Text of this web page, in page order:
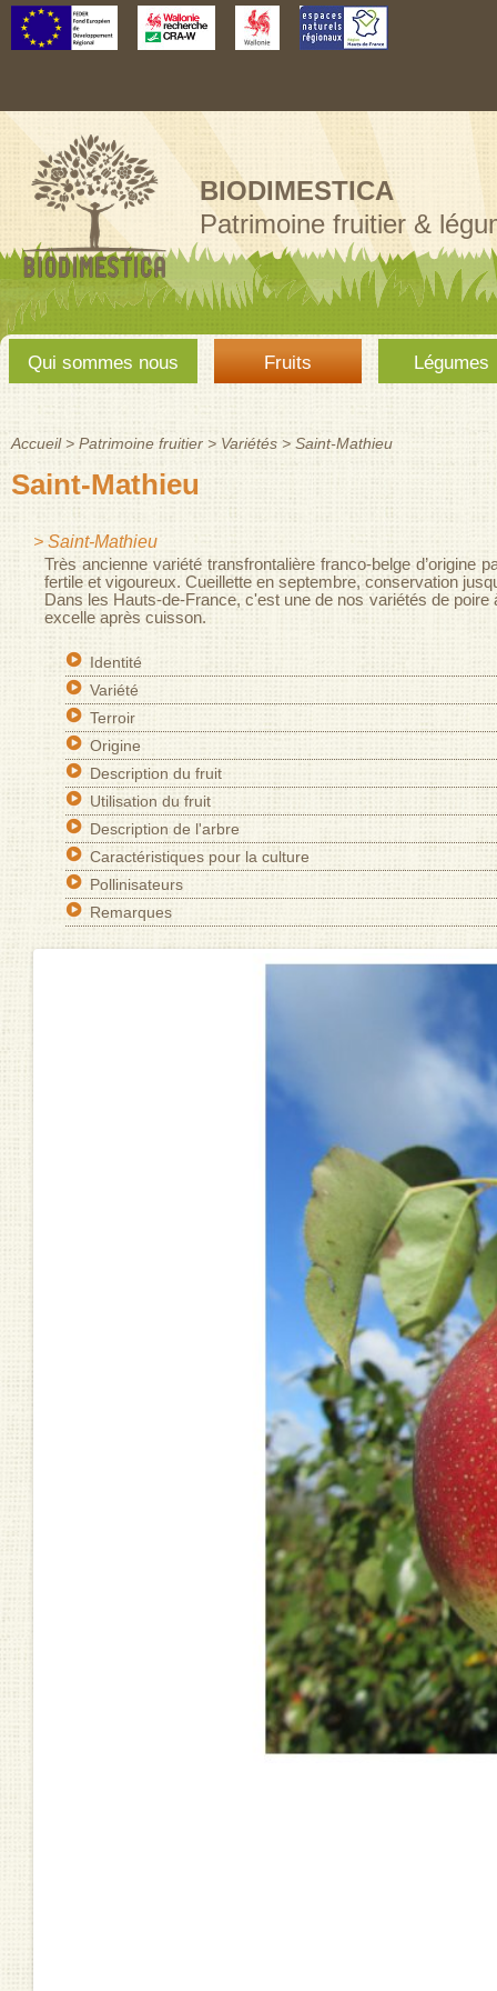
Aller au
contenu
BIODIMESTICA
Patrimoine fruitier &
Menu
principal
Qui sommes nous Fruits Légumes
Vous êtes ici
Accueil > Patrimoine fruitier > Variétés > Saint-Mathieu
Saint-Mathieu
> Saint-Mathieu
Très ancienne variété transfrontalière franco-belge
fertile et vigoureux. Cueillette en septembre, conservation
Dans les Hauts-de-France, c'est une de nos variétés de
excelle après cuisson.
Identité
Variété
Terroir
Origine
Description du fruit
Utilisation du fruit
Description de l'arbre
Caractéristiques pour la culture
Pollinisateurs
Remarques